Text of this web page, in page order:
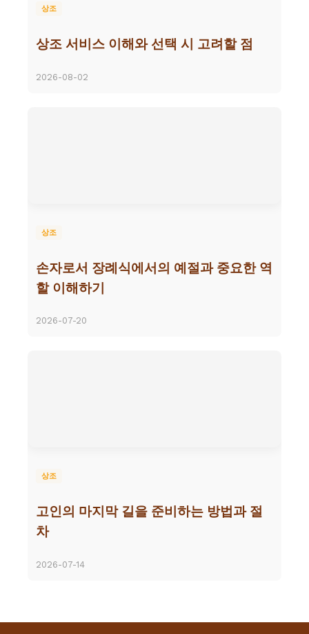
상조
상조 서비스 이해와 선택 시 고려할 점
2026-08-02
상조
손자로서 장례식에서의 예절과 중요한 역
할 이해하기
2026-07-20
상조
고인의 마지막 길을 준비하는 방법과 절
차
2026-07-14